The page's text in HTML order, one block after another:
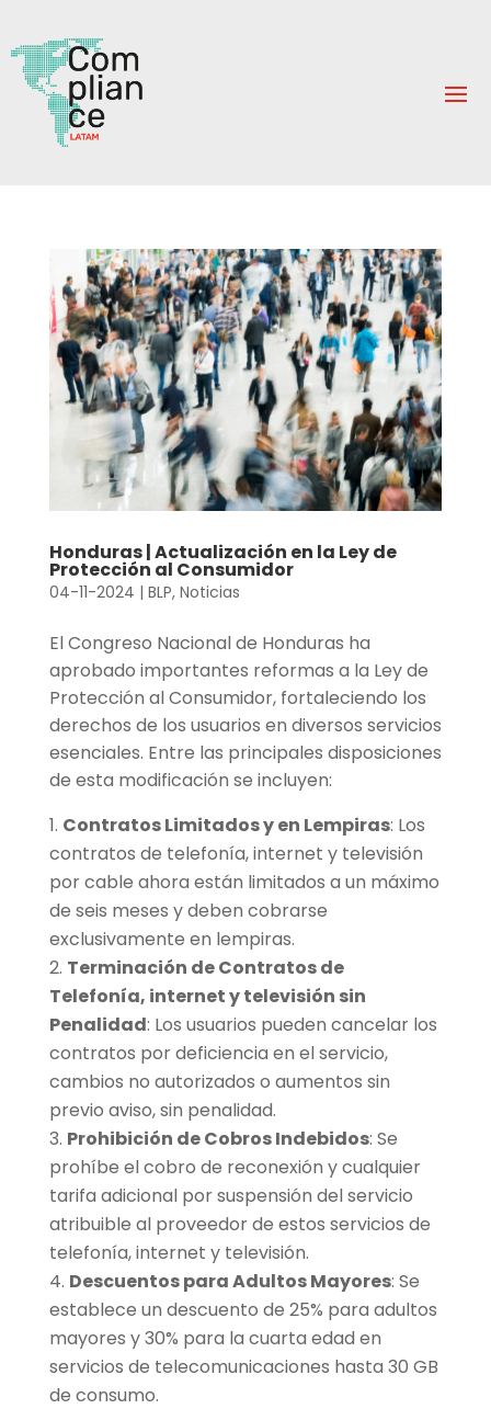
Honduras | Actualización en la Ley de
Protección al Consumidor
04-11-2024 | BLP, Noticias
El Congreso Nacional de Honduras ha
aprobado importantes reformas a la Ley de
Protección al Consumidor, fortaleciendo los
derechos de los usuarios en diversos servicios
esenciales. Entre las principales disposiciones
de esta modificación se incluyen:
Contratos Limitados y en Lempiras: Los
contratos de telefonía, internet y televisión
por cable ahora están limitados a un máximo
de seis meses y deben cobrarse
exclusivamente en lempiras.
Terminación de Contratosde
Telefonía, internet y televisión sin
Penalidad: Los usuarios pueden cancelar los
contratos por deficiencia en el servicio,
cambios no autorizados o aumentos sin
previo aviso, sin penalidad.
Prohibición de Cobros Indebidos: Se
prohíbe el cobro de reconexión y cualquier
tarifa adicional por suspensión del servicio
atribuible al proveedor de estos servicios de
telefonía, internet y televisión.
Descuentos para Adultos Mayores: Se
establece un descuento de 25% para adultos
mayores y 30% para la cuarta edad en
servicios de telecomunicaciones hasta 30 GB
de consumo.